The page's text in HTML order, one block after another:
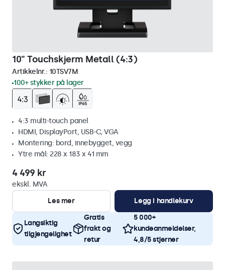
10" Touchskjerm Metall (4:3)
Artikkelnr.: 10TSV7M
100+ stykker på lager
4:3 multi-touch panel
HDMI, DisplayPort, USB-C, VGA
Montering: bord, innebygget, vegg
Ytre mål: 228 x 183 x 41 mm
4 499 kr
ekskl. MVA
Les mer
Legg i handlekurv
Langsiktig
tilgjengelighet
Gratis
frakt og
retur
5 000+
kundeanmeldelser,
4,8/5 stjerner